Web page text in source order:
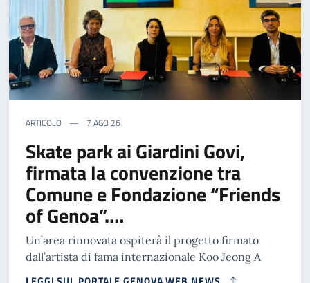
ARTICOLO 7 AGO 26
Skate park ai Giardini Govi,
firmata la convenzione tra
Comune e Fondazione “Friends
of Genoa”.…
Un’area rinnovata ospiterà il progetto firmato
dall’artista di fama internazionale Koo Jeong A